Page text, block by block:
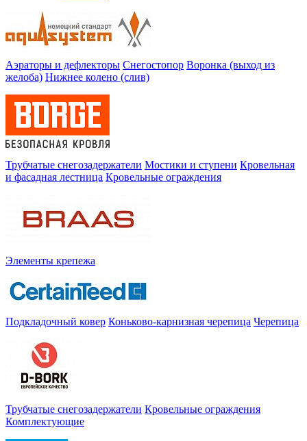
Аэраторы и дефлекторы Снегостопор Воронка (выход из
желоба) Нижнее колено (слив)
Трубчатые снегозадержатели Мостики и ступени Кровельная
и фасадная лестница Кровельные ограждения
Элементы крепежа
Подкладочный ковер Коньково-карнизная черепица Черепица
Трубчатые снегозадержатели Кровельные ограждения
Комплектующие